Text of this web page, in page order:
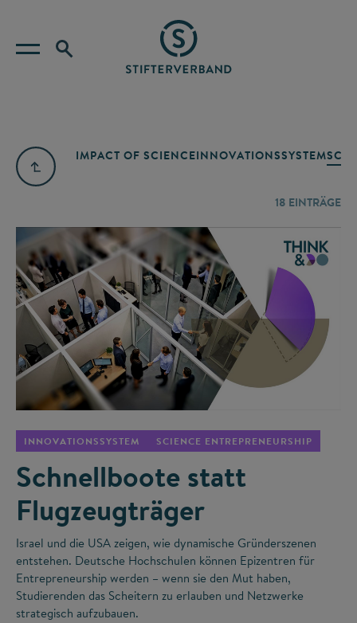
IMPACT OF SCIENCEINNOVATIONSSYSTEM
18 EINTRÄGE
INNOVATIONSSYSTEM SCIENCE ENTREPRENEURSHIP
Schnellboote statt
Flugzeugträger
Israel und die USA zeigen, wie dynamische Gründerszenen
entstehen. Deutsche Hochschulen können Epizentren für
Entrepreneurship werden – wenn sie den Mut haben,
Studierenden das Scheitern zu erlauben und Netzwerke
strategisch aufzubauen.